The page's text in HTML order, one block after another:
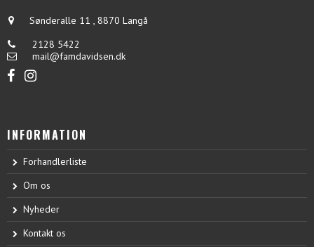
Sønderalle 11 , 8870 Langå
2128 5422
mail@famdavidsen.dk
INFORMATION
Forhandlerliste
Om os
Nyheder
Kontakt os